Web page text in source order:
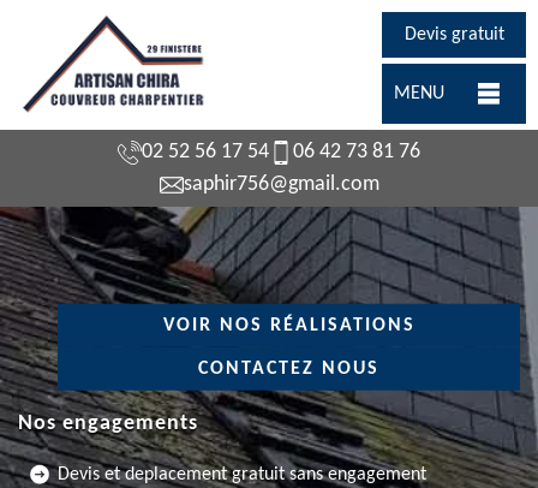
Devis gratuit
MENU
02 52 56 17 54
06 42 73 81 76
saphir756@gmail.com
VOIR NOS RÉALISATIONS
CONTACTEZ NOUS
Nos engagements
Devis et deplacement gratuit sans engagement